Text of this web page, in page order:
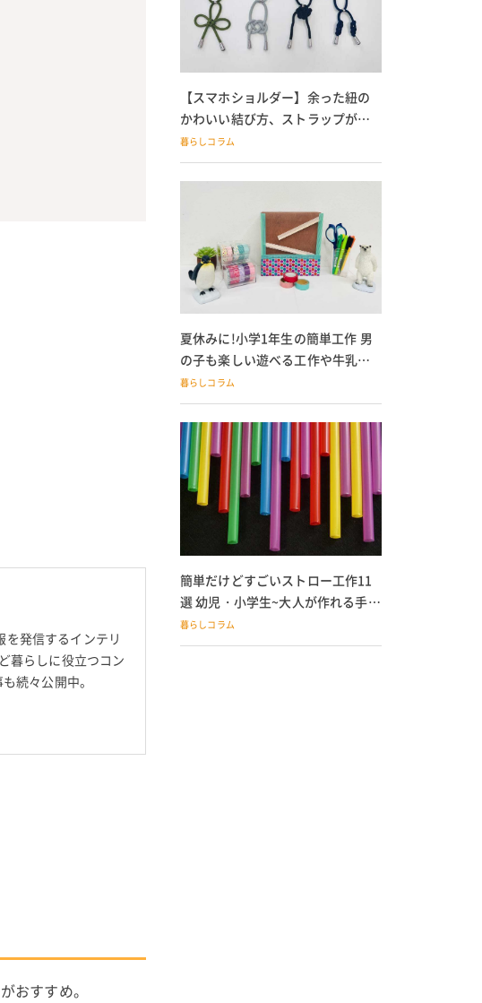
を発信するインテリ
暮らしに役立つコン
続々公開中。
おすすめ。
【スマホショルダー】余った紐の
かわいい結び方、ストラップが落
ちる人必見
暮らしコラム
夏休みに!小学1年生の簡単工作 男
の子も楽しい遊べる工作や牛乳パ
ック貯金箱も
暮らしコラム
簡単だけどすごいストロー工作11
選 幼児・小学生~大人が作れる手作
りおもちゃ
暮らしコラム